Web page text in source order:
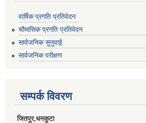
वार्षिक प्रगति प्रतिवेदन
चौमासिक प्रगति प्रतिवेदन
सार्वजनिक सुनुवाई
सार्वजनिक परीक्षण
सम्पर्क विवरण
जितपुर,धनकुटा